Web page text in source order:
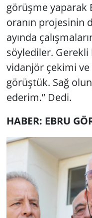
görüşme yaparak
oranın projesinin
ayında
söylediler.
vidanjör çekimi ve
görüştük. Sağ
ederim.” Dedi.
HABER: EBRU